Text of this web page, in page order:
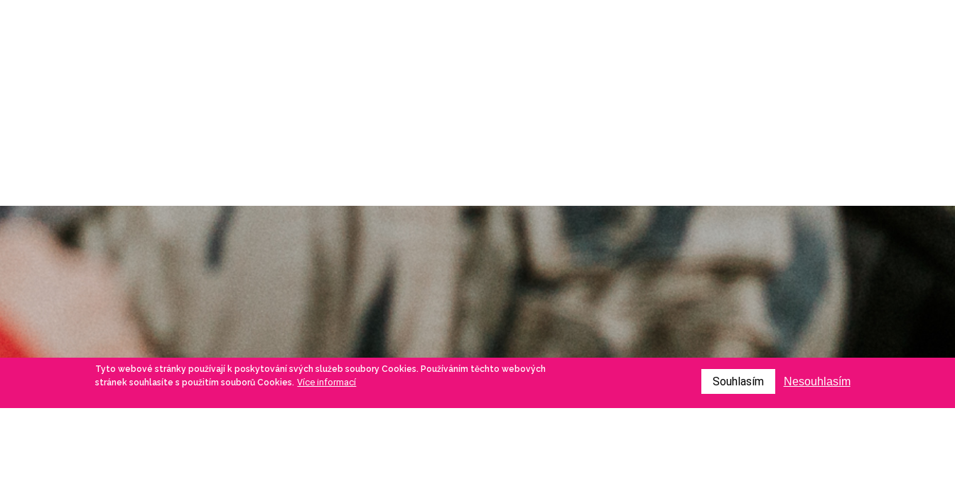
Tyto webové stránky používají k poskytování svých služeb soubory Cookies. Používáním těchto webových
stránek souhlasíte s použitím souborů Cookies. Více informací Souhlasím Nesouhlasím